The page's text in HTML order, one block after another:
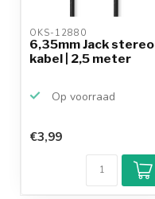
OKS-12880
6,35mm Jack stereo
kabel | 2,5 meter
Op voorraad
€3,99